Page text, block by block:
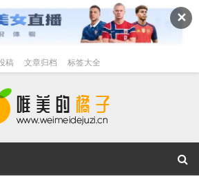
✕
稿 文章归档 标签大全